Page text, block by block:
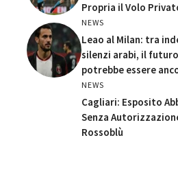
Propria il Volo
NEWS
Leao al Milan: tra
silenzi arabi, il
potrebbe essere
NEWS
Cagliari: Esposito
Senza
Rossoblù